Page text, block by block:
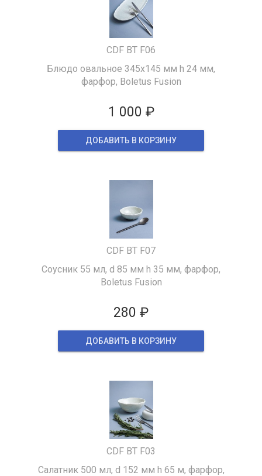
CDF BT F06
Блюдо овальное 345х145 мм h 24 мм,
фарфор, Boletus Fusion
1 000 ₽
ДОБАВИТЬ В КОРЗИНУ
CDF BT F07
Соусник 55 мл, d 85 мм h 35 мм, фарфор,
Boletus Fusion
280 ₽
ДОБАВИТЬ В КОРЗИНУ
CDF BT F03
Салатник 500 мл, d 152 мм h 65 м, фарфор,